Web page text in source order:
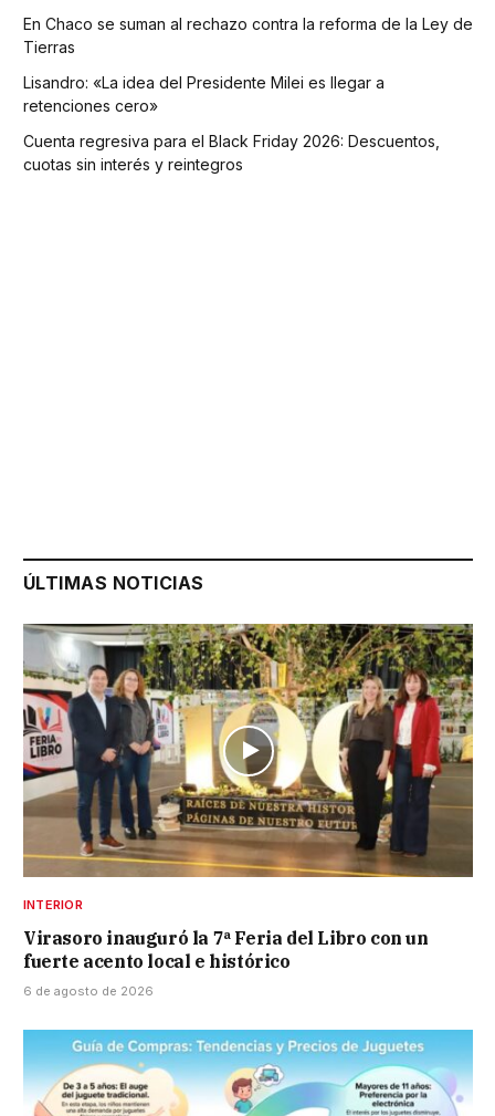
En Chaco se suman al rechazo contra la reforma de la Ley de
Tierras
Lisandro: «La idea del Presidente Milei es llegar a
retenciones cero»
Cuenta regresiva para el Black Friday 2026: Descuentos,
cuotas sin interés y reintegros
ÚLTIMAS NOTICIAS
INTERIOR
Virasoro inauguró la 7ª Feria del Libro con un
fuerte acento local e histórico
6 de agosto de 2026